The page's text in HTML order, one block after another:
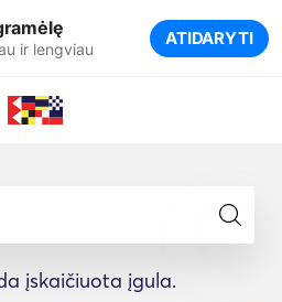
ir lengviau ATIDARYTI
įskaičiuota įgula.